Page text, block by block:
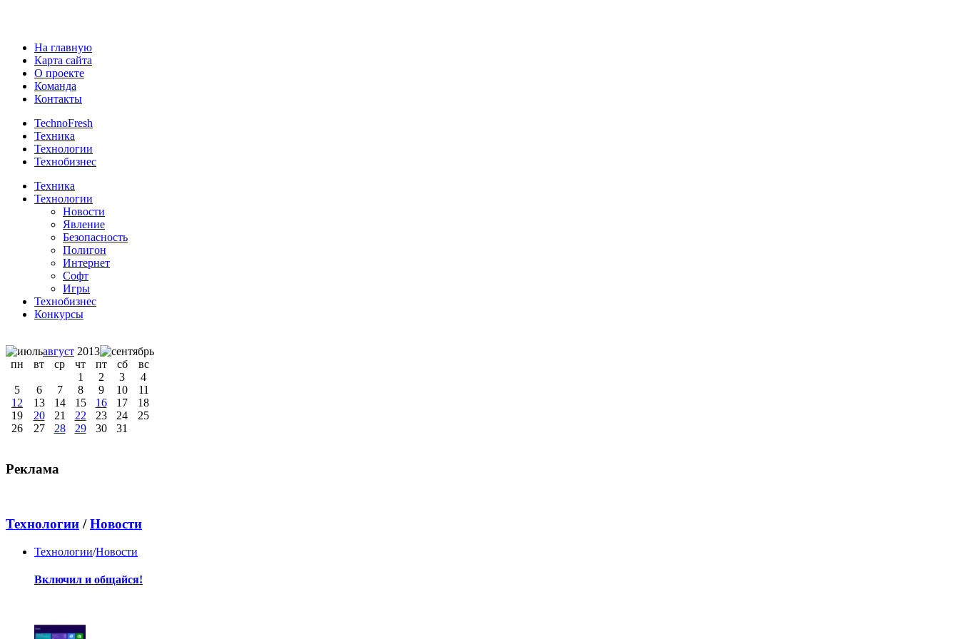
На главную
Карта сайта
О проекте
Команда
Контакты
TechnoFresh
Техника
Технологии
Технобизнес
Техника
Технологии
Новости
Явление
Безопасность
Полигон
Интернет
Софт
Игры
Технобизнес
Конкурсы
август 2013
пн
вт ср чт пт сб
вс
1
2 3
4
5
6 7 8 9 10
11
12
13 14 15 16 17
18
19
20 21 22 23 24
25
26
27 28 29 30 31
Реклама
Технологии /Новости
Технологии/Новости
Включил и общайся!